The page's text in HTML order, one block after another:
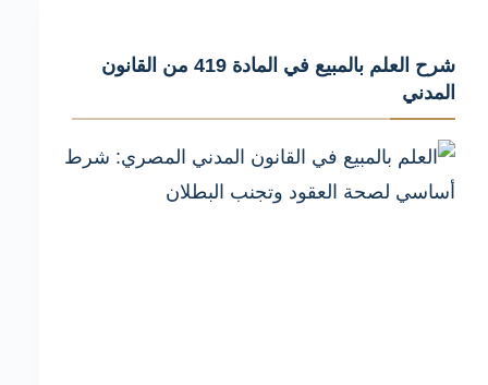
بنقل
الحق
وأهم
الأخطاء
شرح العلم بالمبيع في المادة 419 من القانون
المدني